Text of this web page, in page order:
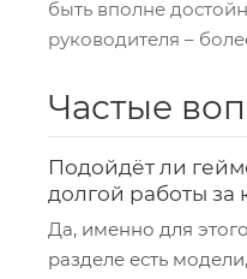
быть вполне
руководителя –
Частые
Подойдёт ли
долгой работы
Да, именно для
разделе есть